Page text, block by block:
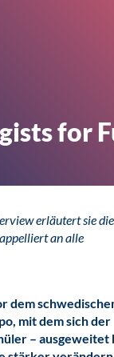
for
erläutert sie die
an alle
dem
mit dem sich der
– ausgeweitet